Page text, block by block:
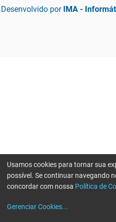
Desenvolvido por IMA -
Usamos cookies para tornar sua
possível. Se continuar navegando
concordar com nossa Política de
Gerenciar Cookies...
Erro ao enviar informações, por